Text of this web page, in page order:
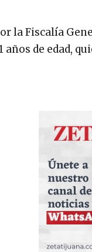
la Fiscalía
años de edad,